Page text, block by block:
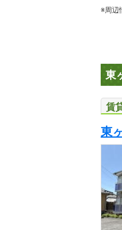
※周辺
東
賃
東